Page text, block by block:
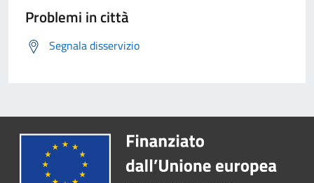
Problemi in città
Segnala disservizio